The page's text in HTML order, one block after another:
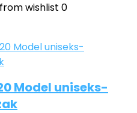
wishlist 0
Model uniseks-